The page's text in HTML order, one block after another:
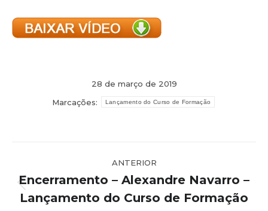
28 de março de 2019
Marcações:
Lançamento do Curso de Formação
de
post:
ANTERIOR
anterior:
Encerramento – Alexandre Navarro –
Lançamento do Curso de Formação